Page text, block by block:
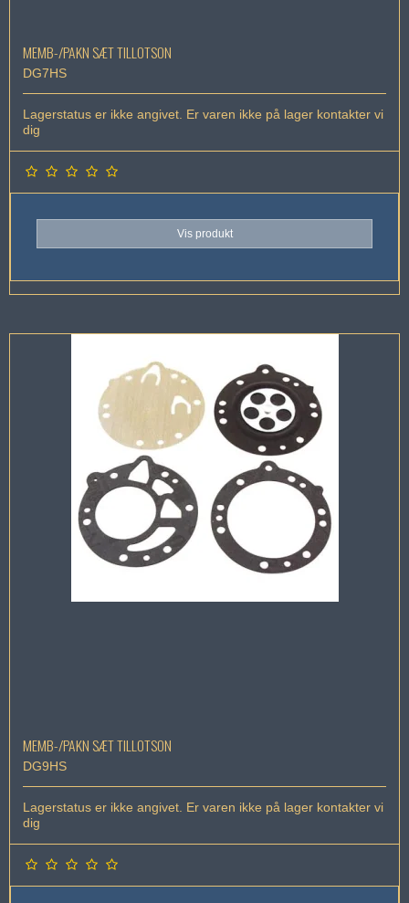
MEMB-/PAKN SÆT TILLOTSON
DG7HS
Lagerstatus er ikke angivet. Er varen ikke på lager kontakter vi
dig
Vis produkt
MEMB-/PAKN SÆT TILLOTSON
DG9HS
Lagerstatus er ikke angivet. Er varen ikke på lager kontakter vi
dig